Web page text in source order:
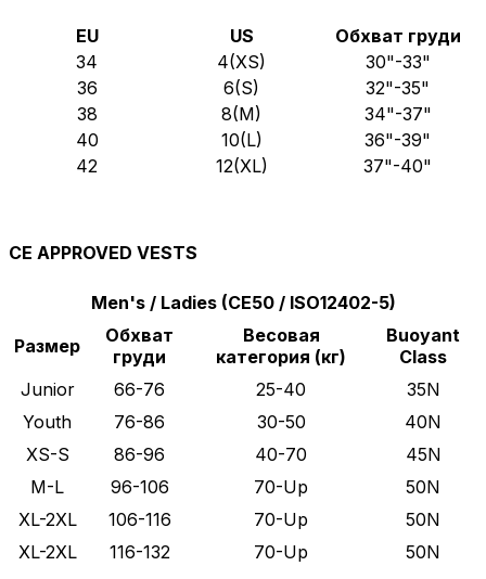
EU US
Обхват груди
34
4(XS)
30"-33"
36
6(S)
32"-35"
38
8(M)
34"-37"
40
10(L)
36"-39"
42
12(XL) 37"-40"
CE APPROVED VESTS
Men's / Ladies (CE50 / ISO12402-5)
Размер
Обхват
груди
Весовая
категория (кг)
Buoyant
Class
Junior
66-76 25-40
35N
Youth
76-86 30-50
40N
XS-S
86-96 40-70
45N
M-L
96-106 70-Up
50N
XL-2XL
106-116 70-Up
50N
XL-2XL
116-132 70-Up 50N